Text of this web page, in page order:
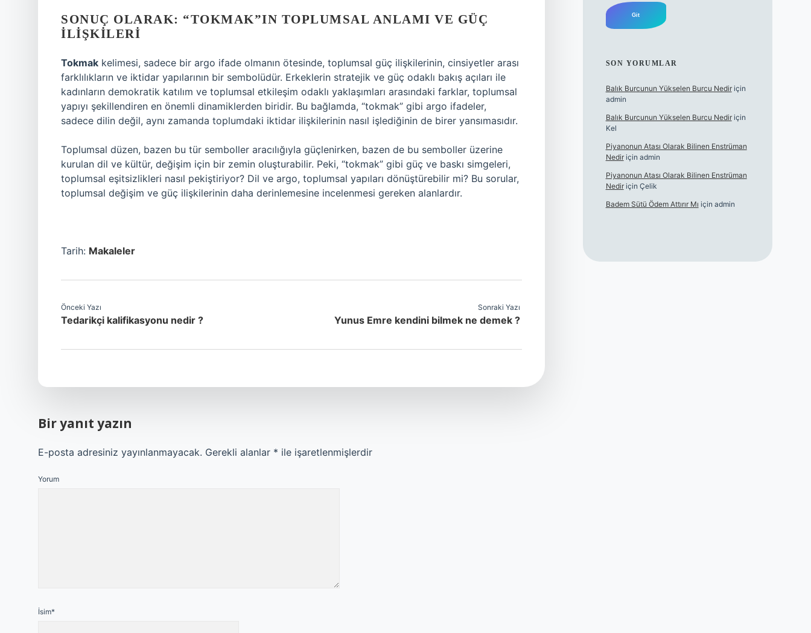
SONUÇ OLARAK: “TOKMAK”IN TOPLUMSAL ANLAMI VE GÜÇ
İLIŞKILERI
Tokmak kelimesi, sadece bir argo ifade olmanın ötesinde, toplumsal güç ilişkilerinin, cinsiyetler arası
farklılıkların ve iktidar yapılarının bir sembolüdür. Erkeklerin stratejik ve güç odaklı bakış açıları ile
kadınların demokratik katılım ve toplumsal etkileşim odaklı yaklaşımları arasındaki farklar, toplumsal
yapıyı şekillendiren en önemli dinamiklerden biridir. Bu bağlamda, “tokmak” gibi argo ifadeler,
sadece dilin değil, aynı zamanda toplumdaki iktidar ilişkilerinin nasıl işlediğinin de birer yansımasıdır.
Toplumsal düzen, bazen bu tür semboller aracılığıyla güçlenirken, bazen de bu semboller üzerine
kurulan dil ve kültür, değişim için bir zemin oluşturabilir. Peki, “tokmak” gibi güç ve baskı simgeleri,
toplumsal eşitsizlikleri nasıl pekiştiriyor? Dil ve argo, toplumsal yapıları dönüştürebilir mi? Bu sorular,
toplumsal değişim ve güç ilişkilerinin daha derinlemesine incelenmesi gereken alanlardır.
Tarih: Makaleler
Önceki Yazı
Tedarikçi kalifikasyonu nedir ?
Sonraki Yazı
Yunus Emre kendini bilmek ne demek ?
Bir yanıt yazın
E-posta adresiniz yayınlanmayacak. Gerekli alanlar * ile işaretlenmişlerdir
Yorum
İsim*
SON YORUMLAR
Balık Burcunun Yükselen Burcu Nediriçin
admin
Balık Burcunun Yükselen Burcu Nediriçin
Kel
Piyanonun Atası Olarak Bilinen Enstrüman
Nediriçin admin
Piyanonun Atası Olarak Bilinen Enstrüman
Nediriçin Çelik
Badem Sütü Ödem Attırır Mı için admin